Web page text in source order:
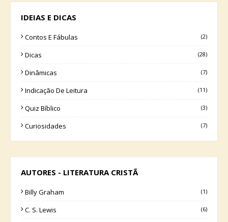
IDEIAS E DICAS
Contos E Fábulas (2)
Dicas (28)
Dinâmicas (7)
Indicação De Leitura (11)
Quiz Bíblico (3)
Curiosidades (7)
AUTORES - LITERATURA CRISTÃ
Billy Graham (1)
C. S. Lewis (6)